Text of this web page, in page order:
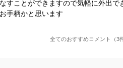
すことができますので気軽に外出
手柄かと思います
全てのおすすめコメント（3